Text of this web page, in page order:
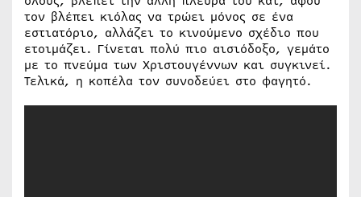
τον βλέπει κιόλας να τρώει μόνος σε ένα
εστιατόριο, αλλάζει το κινούμενο σχέδιο που
ετοιμάζει. Γίνεται πολύ πιο αισιόδοξο, γεμάτο
με το πνεύμα των Χριστουγέννων και συγκινεί.
Τελικά, η κοπέλα τον συνοδεύει στο φαγητό.